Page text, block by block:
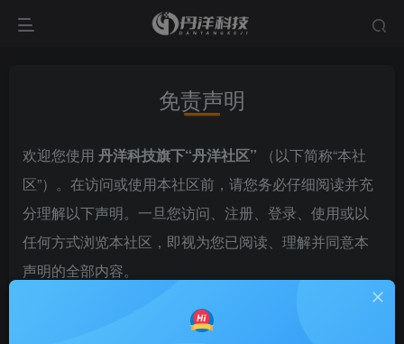
免责声明
欢迎您使用 丹洋科技旗下“丹洋社区”
（以下简称“本社
区”）。在访问或使用本社区前，请您务必仔细阅读并充
分理解以下声明。一旦您访问、注册、登录、使用或以
任何方式浏览本社区，即视为您已阅读、理解并同意本
声明的全部内容。